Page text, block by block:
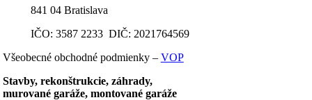
841 04 Bratislava
IČO: 3587 2233 DIČ: 2021764569
Všeobecné obchodné podmienky – VOP
Stavby, rekonštrukcie, záhrady,
murované garáže, montované garáže